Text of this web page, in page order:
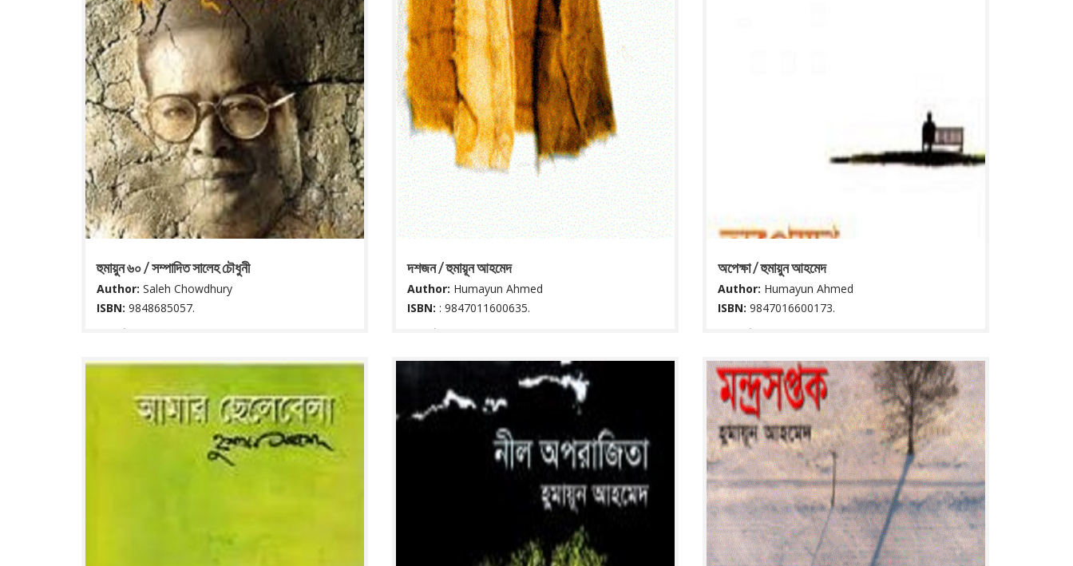
হুমায়ুন ৬০ / সম্পাদিত সালেহ চৌধুনী
Author: Saleh Chowdhury
ISBN: 9848685057.
৬৬৮ পৃষ্ঠা : ২২ সে মি.
দশজন / হুমায়ূন আহমেদ
Author: Humayun Ahmed
ISBN: : 9847011600635.
৭৫২ পৃষ্ঠা ; ২২ সে মি.
অপেক্ষা / হুমায়ুন আহমেদ
Author: Humayun Ahmed
ISBN: 9847016600173.
: ২১৯ পৃষ্ঠা : ২২ সে মি.